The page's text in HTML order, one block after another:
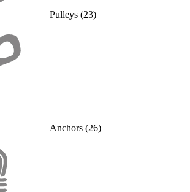
Pulleys (23)
Anchors (26)